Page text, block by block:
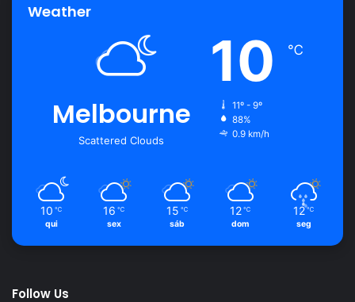
arruda
Weather
Melbourne
Scattered Clouds
10 ℃
11º - 9º
88%
0.9 km/h
10 ℃
qui
16 ℃
sex
15 ℃
sáb
12 ℃
dom
12 ℃
seg
Follow Us